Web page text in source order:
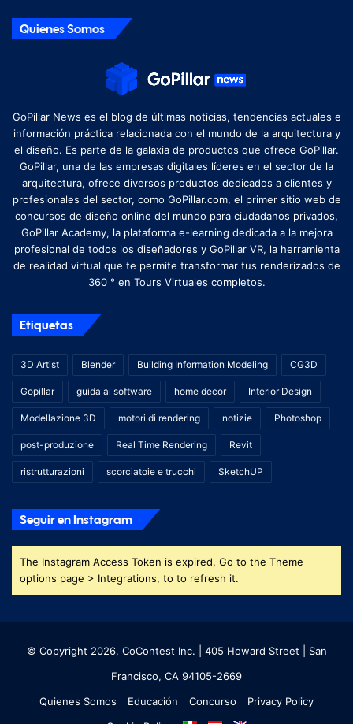
Quienes Somos
GoPillar News es el blog de últimas noticias, tendencias actuales e
información práctica relacionada con el mundo de la arquitectura y
el diseño. Es parte de la galaxia de productos que ofrece GoPillar.
GoPillar, una de las empresas digitales líderes en el sector de la
arquitectura, ofrece diversos productos dedicados a clientes y
profesionales del sector, como GoPillar.com, el primer sitio web de
concursos de diseño online del mundo para ciudadanos privados,
GoPillar Academy, la plataforma e-learning dedicada a la mejora
profesional de todos los diseñadores y GoPillar VR, la herramienta
de realidad virtual que te permite transformar tus renderizados de
360 ​​° en Tours Virtuales completos.
Etiquetas
3D Artist Blender Building Information Modeling CG3D
Gopillar guida ai software home decor Interior Design
Modellazione 3D motori di rendering notizie Photoshop
post-produzione Real Time Rendering Revit
ristrutturazioni scorciatoie e trucchi SketchUP
Seguir en Instagram
The Instagram Access Token is expired, Go to the Theme
options page > Integrations, to to refresh it.
© Copyright 2026, CoContest Inc. | 405 Howard Street | San
Francisco, CA 94105-2669
Quienes Somos
Educación Concurso
Privacy Policy